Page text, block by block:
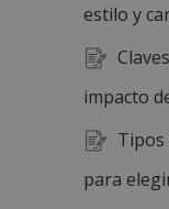
estilo y
impacto
Tipos
para